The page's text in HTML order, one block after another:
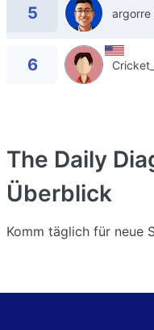
5 argorre
6
The Daily
Überblick
Komm täglich für neue